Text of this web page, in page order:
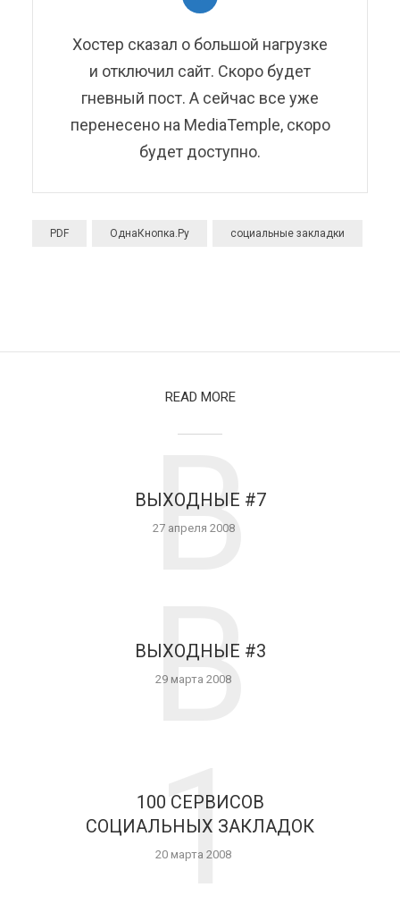
ОДНАКНОПКА.РУ И PDF
Новости блога (технические)
19 марта 2008
Хостер сказал о большой нагрузке
и отключил сайт. Скоро будет
гневный пост. А сейчас все уже
перенесено на MediaTemple, скоро
будет доступно.
PDF ОднаКнопка.Ру социальные закладки
READ MORE
ВЫХОДНЫЕ #7
27 апреля 2008
В
ВЫХОДНЫЕ #3
29 марта 2008
В
100 СЕРВИСОВ
СОЦИАЛЬНЫХ ЗАКЛАДОК
20 марта 2008
1